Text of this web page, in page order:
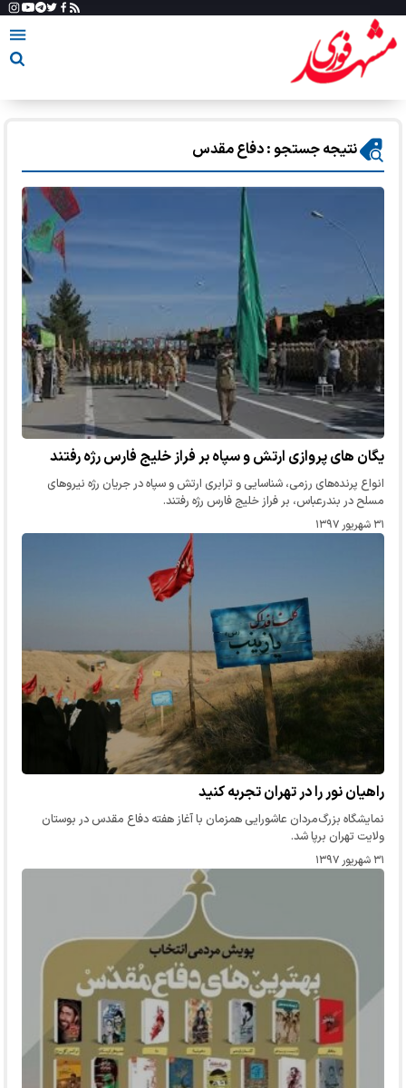
نتیجه جستجو : دفاع مقدس
یگان‌ های پروازی ارتش و سپاه بر فراز خلیج فارس رژه رفتند
انواع پرنده‌های رزمی، شناسایی و ترابری ارتش و سپاه در جریان رژه نیروهای
مسلح در بندرعباس، بر فراز خلیج فارس رژه رفتند.
۳۱ شهریور ۱۳۹۷
راهیان نور را در تهران تجربه کنید
نمایشگاه بزرگ‌مردان عاشورایی همزمان با آغاز هفته دفاع مقدس در بوستان
ولایت تهران برپا شد.
۳۱ شهریور ۱۳۹۷